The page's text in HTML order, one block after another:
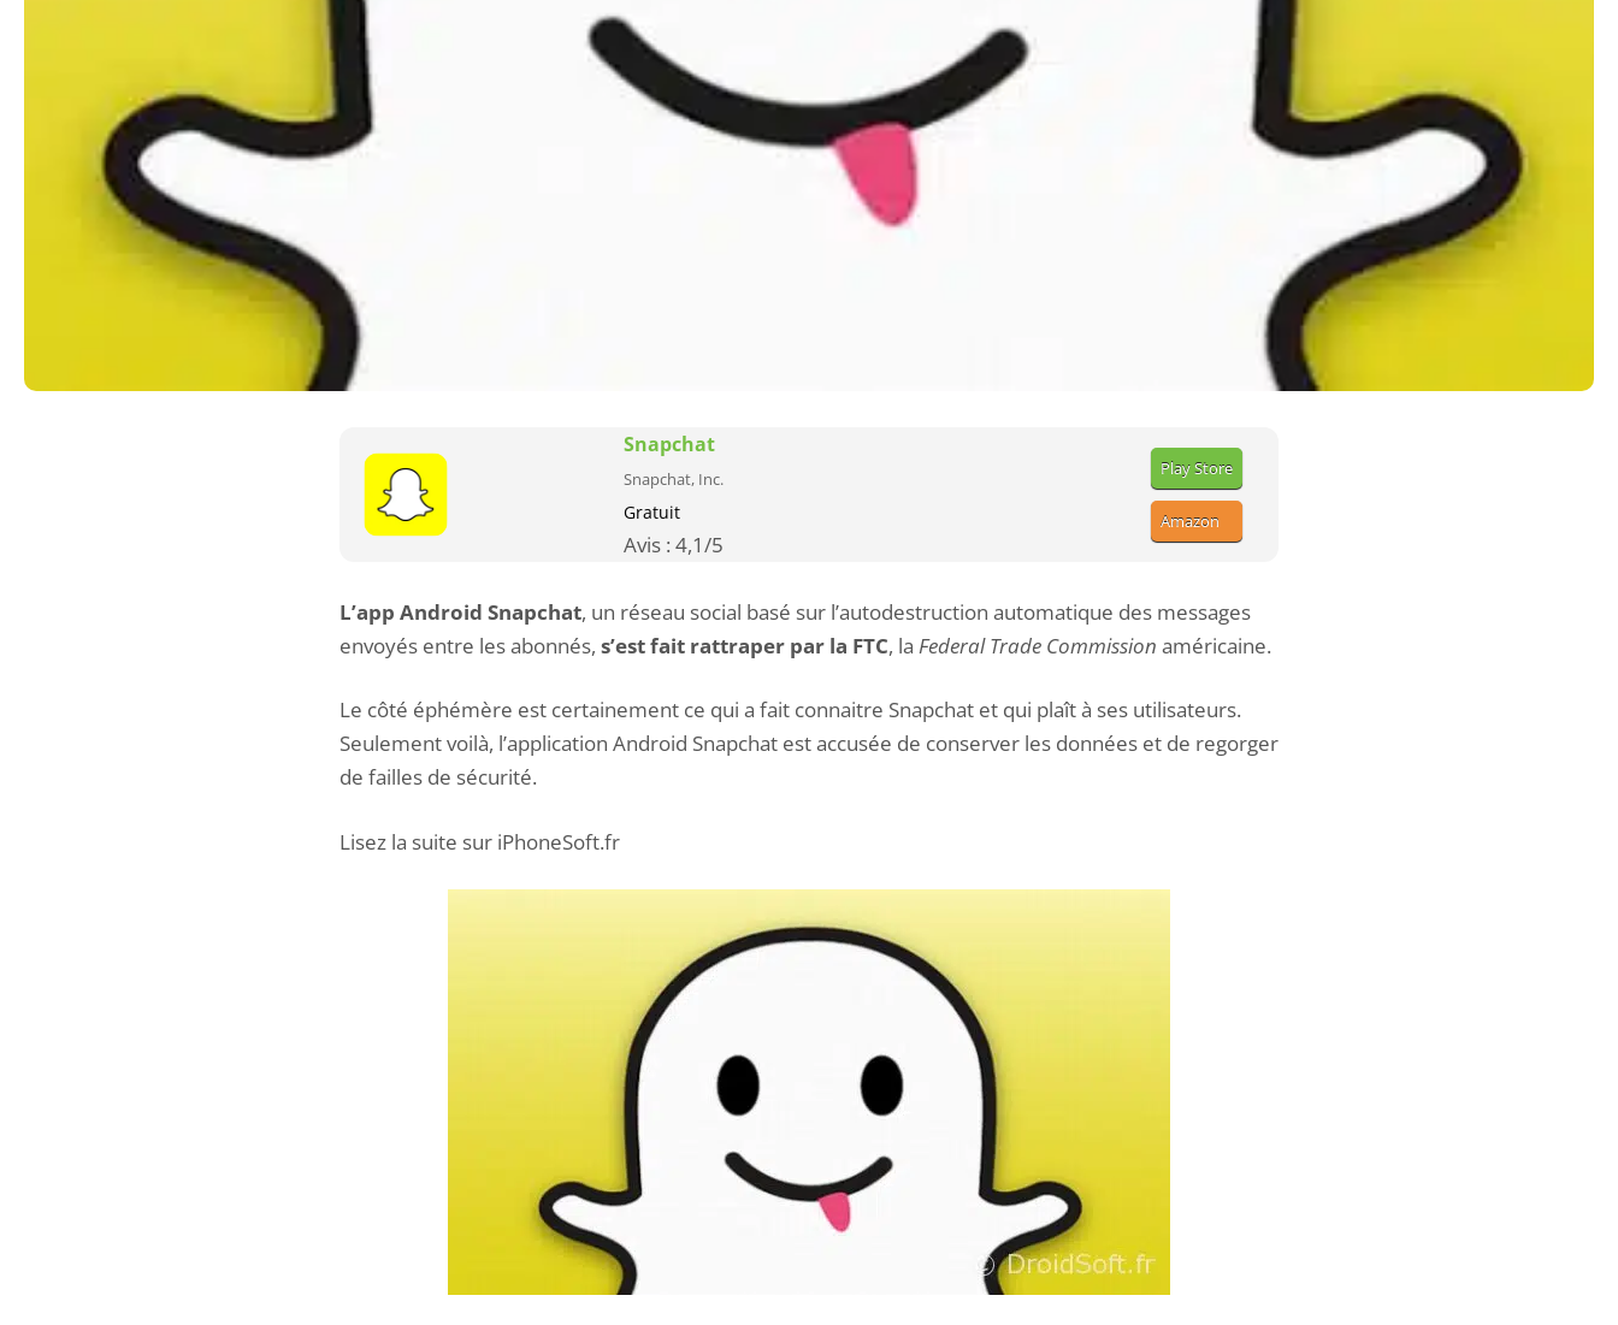
Snapchat
Snapchat, Inc.
Gratuit
Avis : 4,1/5
Play Store
Amazon
L’app Android Snapchat, un réseau social basé sur l’autodestruction automatique des messages
envoyés entre les abonnés, s’est fait rattraper par la FTC, la Federal Trade Commission américaine.
Le côté éphémère est certainement ce qui a fait connaitre Snapchat et qui plaît à ses utilisateurs.
Seulement voilà, l’application Android Snapchat est accusée de conserver les données et de regorger
de failles de sécurité.
Lisez la suite sur iPhoneSoft.fr